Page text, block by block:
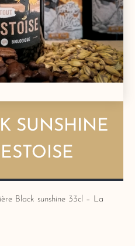
SUNSHINE
Black sunshine 33cl – La